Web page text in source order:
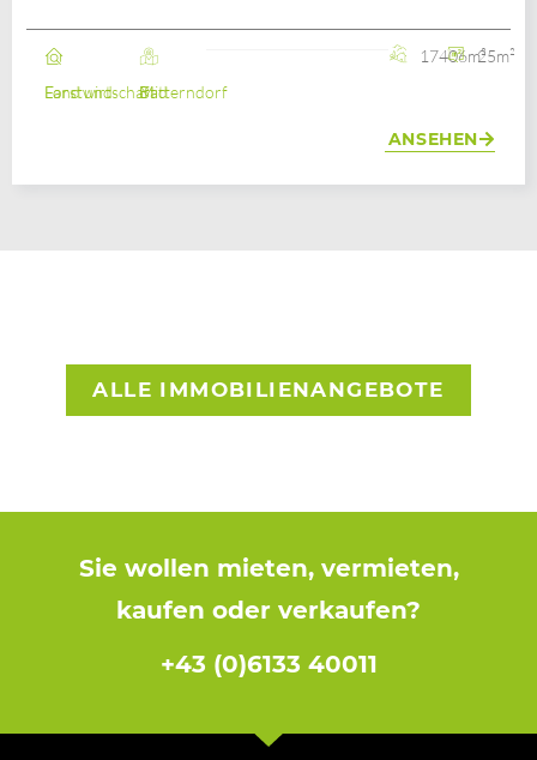
Land und ForstwirtschaftBad Mitterndorf
17406m²25m²
ANSEHEN
ALLE IMMOBILIENANGEBOTE
Sie wollen mieten, vermieten,
kaufen oder verkaufen?
+43 (0)6133 40011